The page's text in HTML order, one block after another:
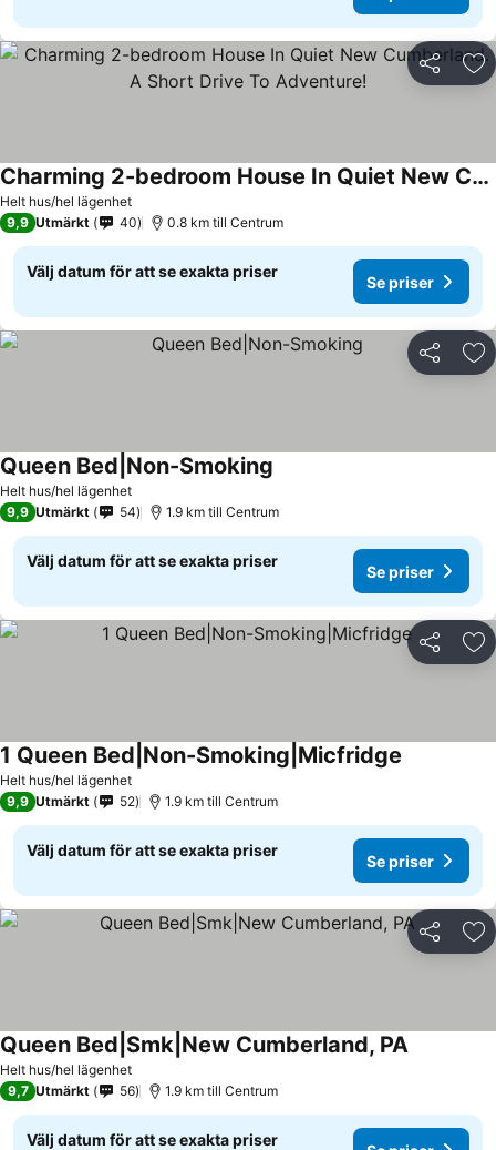
Dela
Helt hus/hel lägenhet
Charming 2-bedroom House In Quiet New Cumberland. A Short Drive To Adventure!
9,9 Utmärkt 40 0.8 km till Centrum
Välj datum för att se exakta priser
Se priser
Dela
Helt hus/hel lägenhet
Queen Bed|Non-Smoking
9,9 Utmärkt 54 1.9 km till Centrum
Välj datum för att se exakta priser
Se priser
Dela
Helt hus/hel lägenhet
1 Queen Bed|Non-Smoking|Micfridge
9,9 Utmärkt 52 1.9 km till Centrum
Välj datum för att se exakta priser
Se priser
Dela
Helt hus/hel lägenhet
Queen Bed|Smk|New Cumberland, PA
9,7 Utmärkt 56 1.9 km till Centrum
Välj datum för att se exakta priser